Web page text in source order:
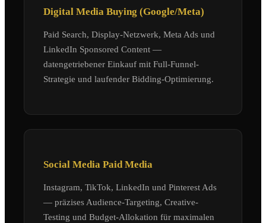
Digital Media Buying (Google/Meta)
Paid Search, Display-Netzwerk, Meta Ads und
LinkedIn Sponsored Content —
datengetriebener Einkauf mit Full-Funnel-
Strategie und laufender Bidding-Optimierung.
Social Media Paid Media
Instagram, TikTok, LinkedIn und Pinterest Ads
— präzises Audience-Targeting, Creative-
Testing und Budget-Allokation für maximalen